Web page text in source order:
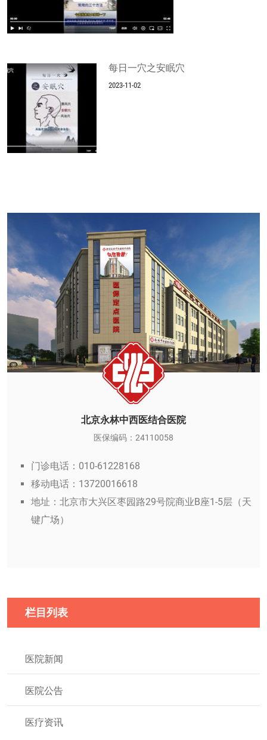
每日一穴之安眠穴
2023-11-02
北京永林中西医结合医院
医保编码：24110058
门诊电话：010-61228168
移动电话：13720016618
地址：北京市大兴区枣园路29号院商业B座1-5层（天
键广场）
栏目列表
医院新闻
医院公告
医疗资讯